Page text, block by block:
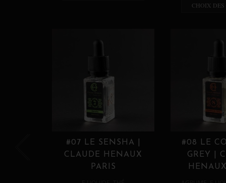
CHOIX DES
#07 LE SENSHA |
CLAUDE HENAUX
PARIS
#08 LE
GREY |